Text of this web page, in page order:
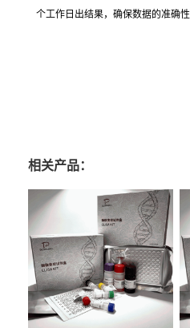
个工作日出结果，确保数据的准确性
相关产品：